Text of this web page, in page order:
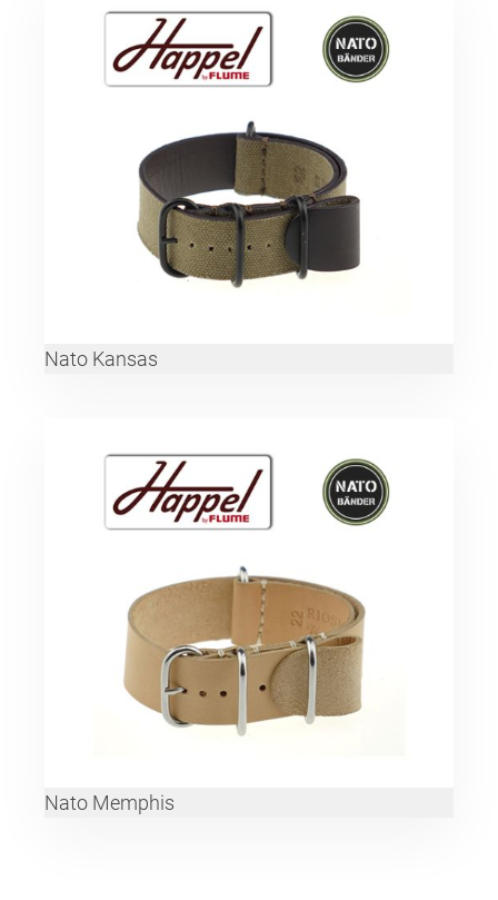
Nato Kansas
Nato Memphis